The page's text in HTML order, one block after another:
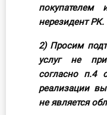
О Системе
Обучение
Тарифы
Тестирование
бухгалтера
покупателем
нерезидент РК.
2) Просим
услуг не
согласно п.4
реализации
не является